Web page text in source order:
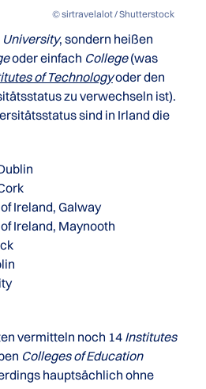
© sirtravelalot / Shutterstock
University, sondern heißen
oder einfach College(was
of Technologyoder den
zu verwechseln ist).
sind in Irland die
Ireland, Galway
Ireland, Maynooth
vermitteln noch 14 Institutes
Colleges of Education
hauptsächlich ohne